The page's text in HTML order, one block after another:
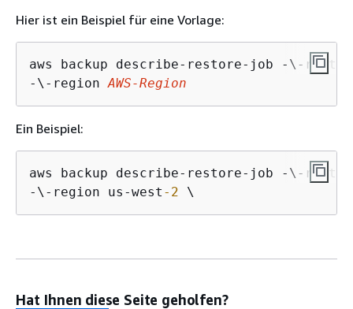
Hier ist ein Beispiel für eine Vorlage:
aws backup describe-restore-job -\-
-\-region AWS-Region
Ein Beispiel:
aws backup describe-restore-job -\-
-\-region us-west -2 \
Hat Ihnen diese Seite geholfen?